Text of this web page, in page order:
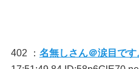
402 ： 名無しさん＠涙目です